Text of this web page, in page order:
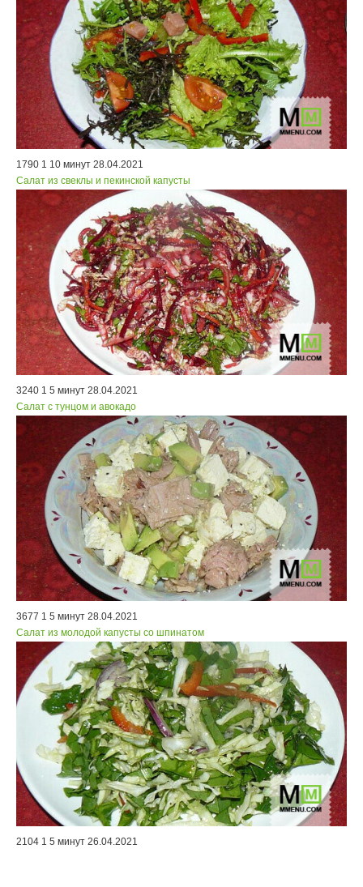
1790 1 10 минут 28.04.2021
Салат из свеклы и пекинской капусты
3240 1 5 минут 28.04.2021
Салат с тунцом и авокадо
3677 1 5 минут 28.04.2021
Салат из молодой капусты со шпинатом
2104 1 5 минут 26.04.2021